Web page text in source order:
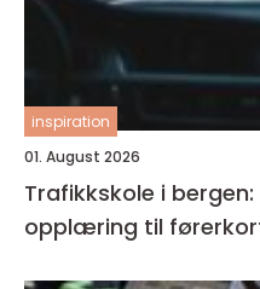
inspiration
01. August 2026
Trafikkskole i
opplæring til